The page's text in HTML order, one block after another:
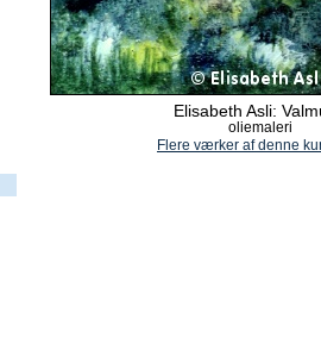
Elisabeth Asli:
oliemaleri
Flere værker af denne